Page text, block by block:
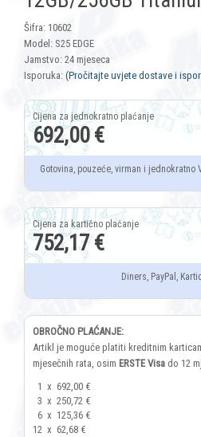
Šifra: 10602
Model: S25 EDGE
Jamstvo: 24 mjeseca
Isporuka: (Pročitajte uvjete dostave i
692,00 €
Gotovina, pouzeće, virman i jednokratno
752,17 €
Diners, PayPal,
OBROČNO PLAĆANJE:
Artikl je moguće platiti kreditnim
mjesečnih rata, osim ERSTE Visa do 12
1 x 692,00 €
3 x 250,72 €
6 x 125,36 €
12 x 62,68 €